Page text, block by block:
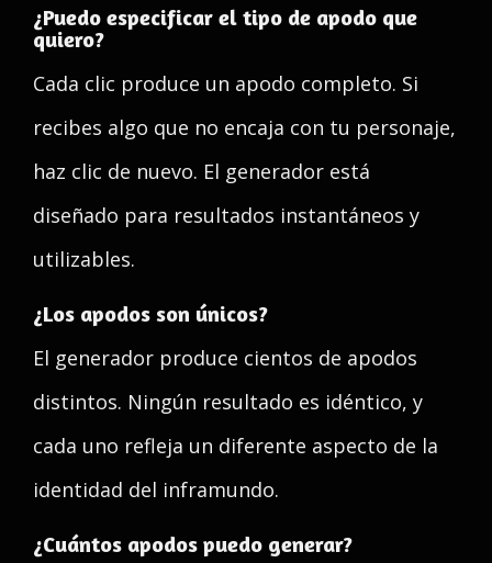
¿Puedo especificar el tipo de apodo que
quiero?
Cada clic produce un apodo completo. Si
recibes algo que no encaja con tu personaje,
haz clic de nuevo. El generador está
diseñado para resultados instantáneos y
utilizables.
¿Los apodos son únicos?
El generador produce cientos de apodos
distintos. Ningún resultado es idéntico, y
cada uno refleja un diferente aspecto de la
identidad del inframundo.
¿Cuántos apodos puedo generar?